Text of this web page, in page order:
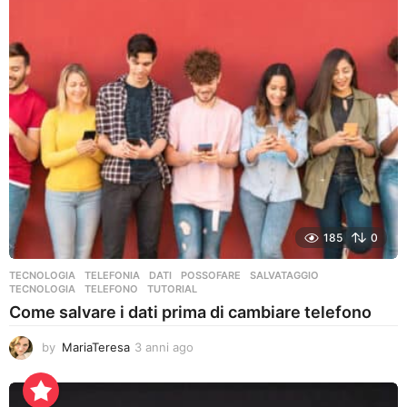
o
185 0
TECNOLOGIA ,TELEFONIA DATI ,POSSOFARE ,SALVATAGGIO
TECNOLOGIA
,TELEFONO ,TUTORIAL
Come salvare i dati prima di cambiare telefono
by MariaTeresa 3 anni ago
n